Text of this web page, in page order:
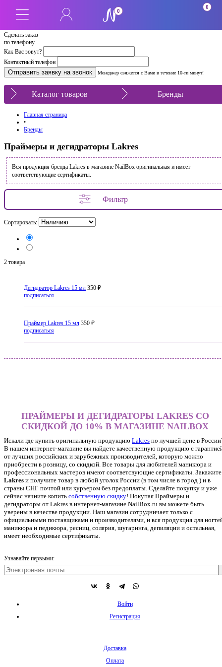
Сделать заказ
по телефону
Как Вас зовут?
Контактный телефон
Менеджер свяжется с Вами в течение 10-ти минут!
0
0
Каталог товаров Бренды
Главная страница
•
Бренды
Праймеры и дегидраторы Lakres
Вся продукция бренда Lakres в магазине NailBox оригинальная и имеет
соответствующие сертификаты.
Фильтр
Сортировать:
2 товара
Дегидратор Lakres 15 мл 350 ₽
подписаться
Праймер Lakres 15 мл 350 ₽
подписаться
ПРАЙМЕРЫ И ДЕГИДРАТОРЫ LAKRES СО
СКИДКОЙ ДО 10% В МАГАЗИНЕ NAILBOX
Искали где купить оригинальную продукцию Lakres по лучшей цене в
В нашем интернет-магазине вы найдете качественную продукцию с
от лучших российских и зарубежных производителей, которую можно
приобрести в розницу, со скидкой. Все товары для любителей маникюра и
профессиональных мастеров имеют соответсвующие сертификаты. Закажите
Lakres и получите товар в любой уголок России (в том числе в город ) и в
страны СНГ почтой или курьером без предоплаты. Сделайте покупку и уже
сейчас начните копить собственную скидку! Покупая Праймеры и
дегидраторы от Lakres в интернет-магазине NailBox.ru вы можете быть
уверены в качестве продукции. Наш магазин сотрудничает только с
официальными поставщиками и производителями, и вся продукция для
маникюра и педикюра, ресниц, солярия, шугаринга, депиляции и остальная,
имеет необходимые сертификаты.
Узнавайте первыми:
Войти
Регистрация
Доставка
Оплата